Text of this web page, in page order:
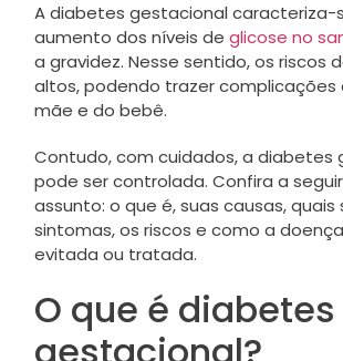
A diabetes gestacional caracteriza-
aumento dos níveis de glicose no
a gravidez. Nesse sentido, os riscos
altos, podendo trazer complicações
mãe e do bebê.
Contudo, com cuidados, a diabetes
pode ser controlada. Confira a
assunto: o que é, suas causas, quais
sintomas, os riscos e como a
evitada ou tratada.
O que é diabetes